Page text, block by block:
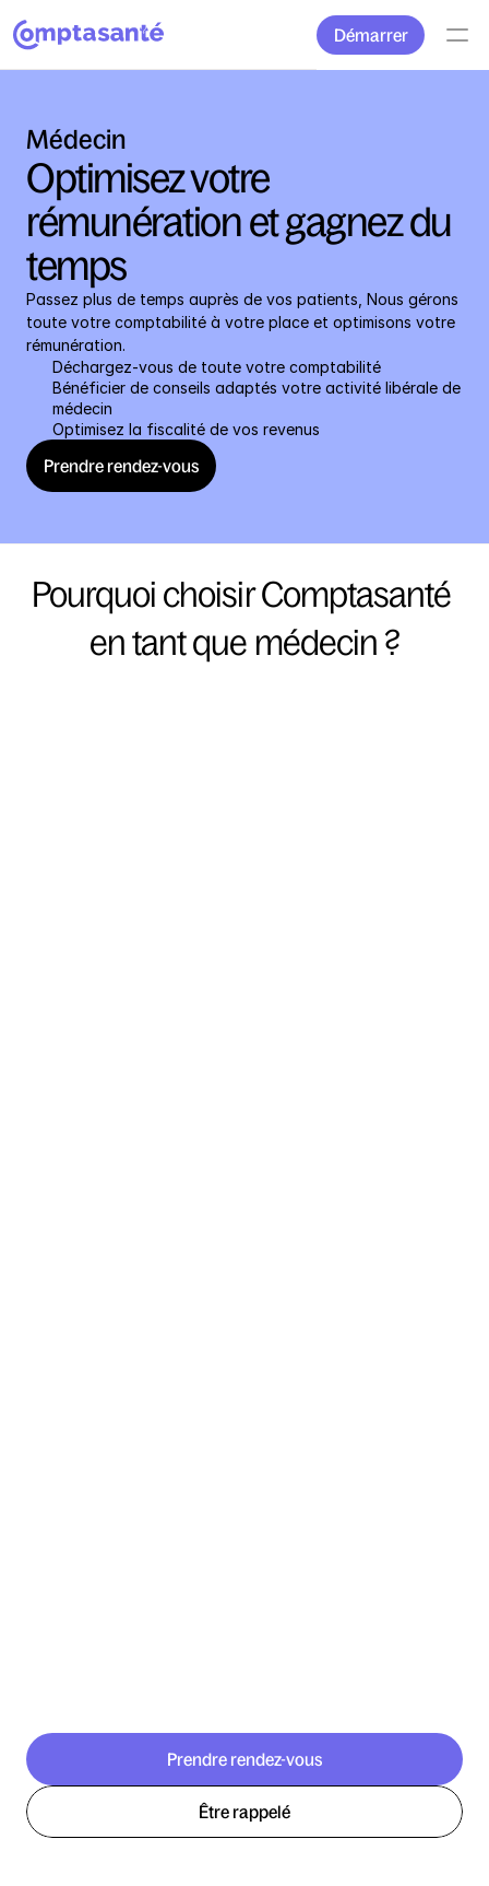
Démarrer
Médecin
Optimisez votre
rémunération et gagnez du
temps
Passez plus de temps auprès de vos patients, Nous gérons
toute votre comptabilité à votre place et optimisons votre
rémunération.
Déchargez-vous de toute votre comptabilité
Bénéficier de conseils adaptés votre activité libérale de
médecin
Optimisez la fiscalité de vos revenus
Prendre rendez-vous
Pourquoi choisir Comptasanté
en tant que médecin ?
Prendre rendez-vous
Être rappelé